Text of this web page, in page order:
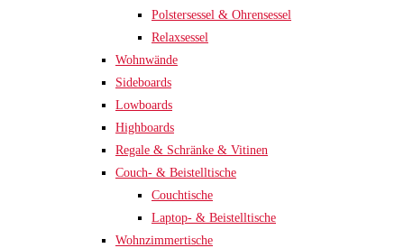
Polstersessel & Ohrensessel
Relaxsessel
Wohnwände
Sideboards
Lowboards
Highboards
Regale & Schränke & Vitinen
Couch- & Beistelltische
Couchtische
Laptop- & Beistelltische
Wohnzimmertische